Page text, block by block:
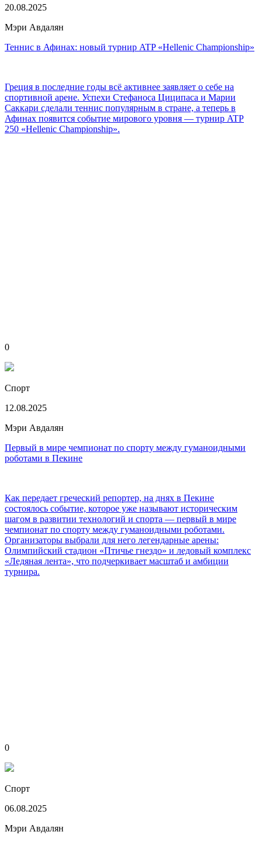
20.08.2025
Мэри Авдалян
Теннис в Афинах: новый турнир ATP «Hellenic Championship»
Греция в последние годы всё активнее заявляет о себе на
спортивной арене. Успехи Стефаноса Циципаса и Марии
Саккари сделали теннис популярным в стране, а теперь в
Афинах появится событие мирового уровня — турнир ATP
250 «Hellenic Championship».
0
Спорт
12.08.2025
Мэри Авдалян
Первый в мире чемпионат по спорту между гуманоидными
роботами в Пекине
Как передает греческий репортер, на днях в Пекине
состоялось событие, которое уже называют историческим
шагом в развитии технологий и спорта — первый в мире
чемпионат по спорту между гуманоидными роботами.
Организаторы выбрали для него легендарные арены:
Олимпийский стадион «Птичье гнездо» и ледовый комплекс
«Ледяная лента», что подчеркивает масштаб и амбиции
турнира.
0
Спорт
06.08.2025
Мэри Авдалян